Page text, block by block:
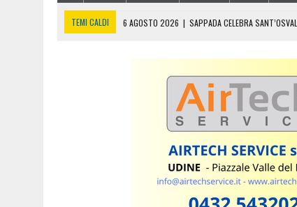
TEMI CALDI 6 AGOSTO 2026 | SAPPADA CELEBRA
PRECIPITA COL PARAPENDIO: 25ENNE RESTA
SALONE DEL LIBRO DI TORINO 2026: QUANDO